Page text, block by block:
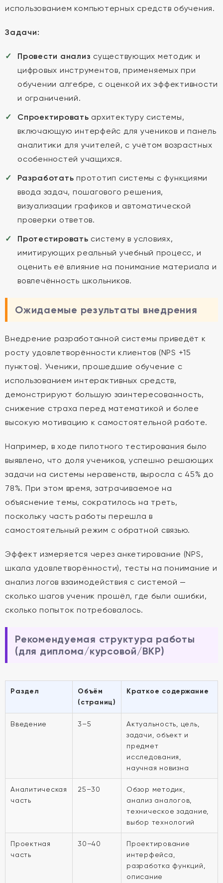
использованием компьютерных средств обучения.
Задачи:
Провести анализ существующих методик и
цифровых инструментов, применяемых при
обучении алгебре, с оценкой их эффективности
и ограничений.
Спроектировать архитектуру системы,
включающую интерфейс для учеников и панель
аналитики для учителей, с учётом возрастных
особенностей учащихся.
Разработать прототип системы с функциями
ввода задач, пошагового решения,
визуализации графиков и автоматической
проверки ответов.
Протестировать систему в условиях,
имитирующих реальный учебный процесс, и
оценить её влияние на понимание материала и
вовлечённость школьников.
Ожидаемые результаты внедрения
Внедрение разработанной системы приведёт к
росту удовлетворённости клиентов (NPS +15
пунктов). Ученики, прошедшие обучение с
использованием интерактивных средств,
демонстрируют большую заинтересованность,
снижение страха перед математикой и более
высокую мотивацию к самостоятельной работе.
Например, в ходе пилотного тестирования было
выявлено, что доля учеников, успешно решающих
задачи на системы неравенств, выросла с 45% до
78%. При этом время, затрачиваемое на
объяснение темы, сократилось на треть,
поскольку часть работы перешла в
самостоятельный режим с обратной связью.
Эффект измеряется через анкетирование (NPS,
шкала удовлетворённости), тесты на понимание и
анализ логов взаимодействия с системой —
сколько шагов ученик прошёл, где были ошибки,
сколько попыток потребовалось.
Рекомендуемая структура работы
(для диплома/курсовой/ВКР)
Раздел
Объём
(страниц)
Краткое содержание
Введение 3–5
Актуальность, цель,
задачи, объект и
предмет
исследования,
научная новизна
Аналитическая
часть
25–30
Обзор методик,
анализ аналогов,
техническое задание,
выбор технологий
Проектная
часть
30–40
Проектирование
интерфейса,
разработка функций,
описание